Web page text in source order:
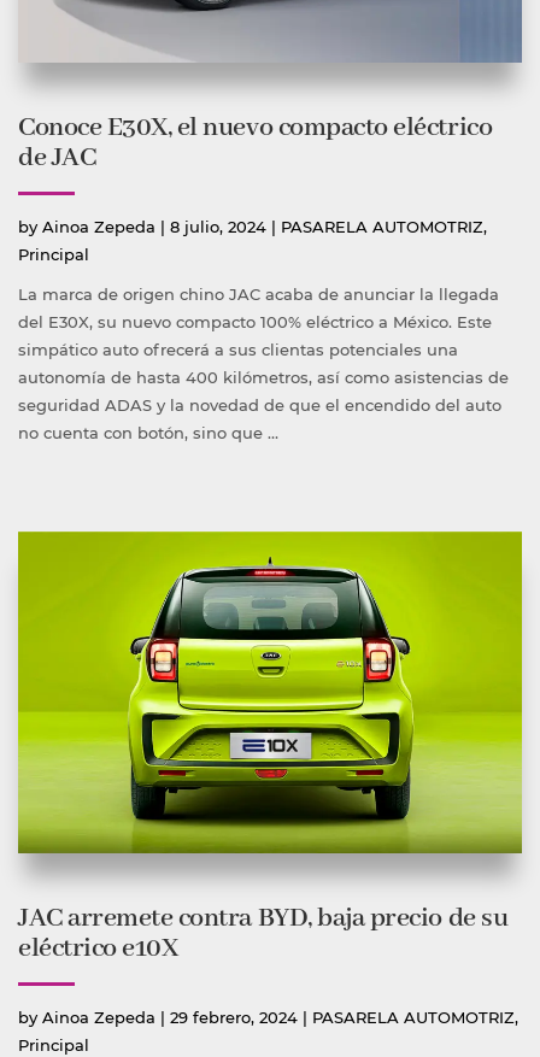
Conoce E30X, el nuevo compacto eléctrico
de JAC
by Publicado
por
Ainoa Zepeda | 8 julio, 2024 | Publicada
PASARELA AUTOMOTRIZ,
Principal
La marca de origen chino JAC acaba de anunciar la llegada
del E30X, su nuevo compacto 100% eléctrico a México. Este
simpático auto ofrecerá a sus clientas potenciales una
autonomía de hasta 400 kilómetros, así como asistencias de
seguridad ADAS y la novedad de que el encendido del auto
no cuenta con botón, sino que …
JAC arremete contra BYD, baja precio de su
eléctrico e10X
by Publicado
por
Ainoa Zepeda | 29 febrero, 2024 | Publicada
PASARELA AUTOMOTRIZ,
Principal